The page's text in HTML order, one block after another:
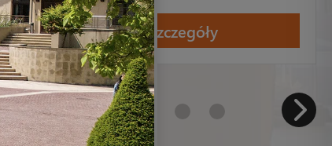
Sprawdź szczegóły